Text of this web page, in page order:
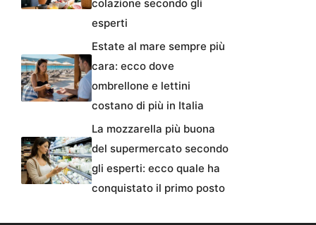
colazione secondo gli
esperti
Estate al mare sempre più
cara: ecco dove
ombrellone e lettini
costano di più in Italia
La mozzarella più buona
del supermercato secondo
gli esperti: ecco quale ha
conquistato il primo posto